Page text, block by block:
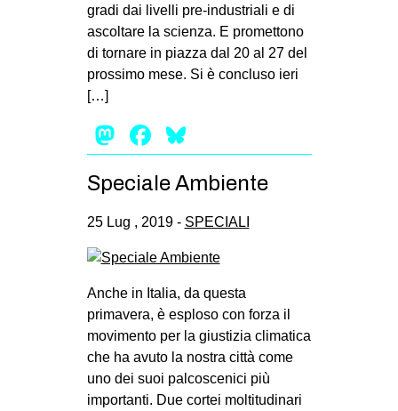
gradi dai livelli pre-industriali e di
ascoltare la scienza. E promettono
di tornare in piazza dal 20 al 27 del
prossimo mese. Si è concluso ieri
[…]
Mastodon
Facebook
Speciale Ambiente
25 Lug , 2019 - SPECIALI
Anche in Italia, da questa
primavera, è esploso con forza il
movimento per la giustizia climatica
che ha avuto la nostra città come
uno dei suoi palcoscenici più
importanti. Due cortei moltitudinari